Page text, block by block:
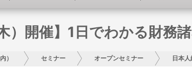
）開催】1日でわかる財務
） セミナー オープンセミナー 日本